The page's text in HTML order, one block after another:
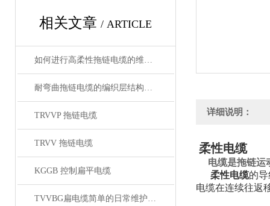
相关文章 / ARTICLE
如何进行高柔性拖链电缆的维护保养？
耐弯曲拖链电缆的编织层结构有哪几种
TRVVP 拖链电缆
TRVV 拖链电缆
KGGB 控制扁平电缆
TVVBG扁电缆简单的日常维护操作教学
详细说明：
柔性电缆
电缆是拖链运
柔性电缆的导
电缆在连续往返